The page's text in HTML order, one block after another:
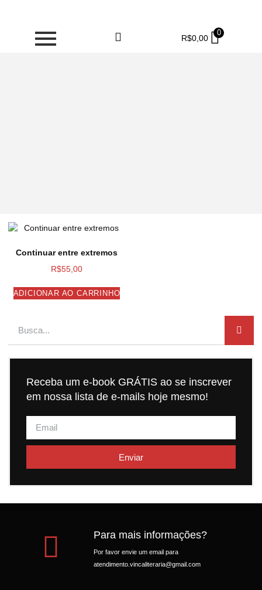
R$0,00
0
Continuar entre extremos
R$55,00
ADICIONAR AO CARRINHO
Receba um e-book GRÁTIS ao se inscrever
em nossa lista de e-mails hoje mesmo!
Enviar
Para mais informações?
Por favor envie um email para
atendimento.vincaliteraria@gmail.com